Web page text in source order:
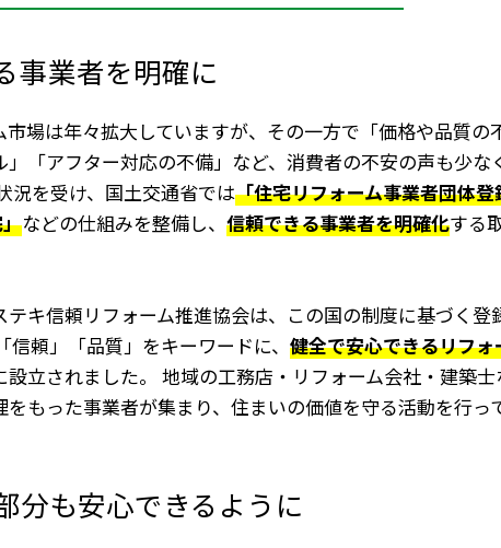
事業者を明確に
場は年々拡大していますが、その一方で「価格や品質の
」「アフター対応の不備」など、消費者の不安の声も少な
況を受け、国土交通省では「住宅リフォーム事業者団体登
などの仕組みを整備し、 信頼できる事業者を明確化する
テキ信頼リフォーム推進協会は、この国の制度に基づく登
信頼」「品質」をキーワードに、 健全で安心できるリフォ
設立されました。 地域の工務店・リフォーム会社・建築士
もった事業者が集まり、住まいの価値を守る活動を行っ
分も安心できるように